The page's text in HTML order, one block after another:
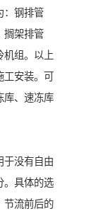
：钢排管
搁架排管
机组。以上
安装。可
库、速冻库
于没有自由
。具体的选
节流前后的